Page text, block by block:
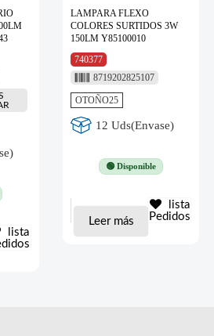
lista
LAMPARA FLEXO
COLORES SURTIDOS 3W
150LM Y85100010
740377
8719202825107
OTOÑO25
12 Uds(Envase)
🟢 Disponible
Leer más
lista
Pedidos